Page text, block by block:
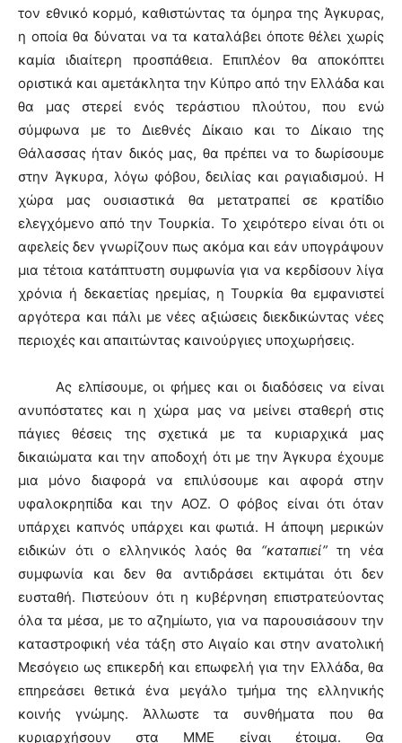
τον εθνικό κορμό, καθιστώντας τα όμηρα της Άγκυρας,
η οποία θα δύναται να τα καταλάβει όποτε θέλει χωρίς
καμία ιδιαίτερη προσπάθεια. Επιπλέον θα αποκόπτει
οριστικά και αμετάκλητα την Κύπρο από την Ελλάδα και
θα μας στερεί ενός τεράστιου πλούτου, που ενώ
σύμφωνα με το Διεθνές Δίκαιο και το Δίκαιο της
Θάλασσας ήταν δικός μας, θα πρέπει να το δωρίσουμε
στην Άγκυρα, λόγω φόβου, δειλίας και ραγιαδισμού. Η
χώρα μας ουσιαστικά θα μετατραπεί σε κρατίδιο
ελεγχόμενο από την Τουρκία. Το χειρότερο είναι ότι οι
αφελείς δεν γνωρίζουν πως ακόμα και εάν υπογράψουν
μια τέτοια κατάπτυστη συμφωνία για να κερδίσουν λίγα
χρόνια ή δεκαετίας ηρεμίας, η Τουρκία θα εμφανιστεί
αργότερα και πάλι με νέες αξιώσεις διεκδικώντας νέες
περιοχές και απαιτώντας καινούργιες υποχωρήσεις.
Ας ελπίσουμε, οι φήμες και οι διαδόσεις να είναι
ανυπόστατες και η χώρα μας να μείνει σταθερή στις
πάγιες θέσεις της σχετικά με τα κυριαρχικά μας
δικαιώματα και την αποδοχή ότι με την Άγκυρα έχουμε
μια μόνο διαφορά να επιλύσουμε και αφορά στην
υφαλοκρηπίδα και την ΑΟΖ. Ο φόβος είναι ότι όταν
υπάρχει καπνός υπάρχει και φωτιά. Η άποψη μερικών
ειδικών ότι ο ελληνικός λαός θα “καταπιεί” τη νέα
συμφωνία και δεν θα αντιδράσει εκτιμάται ότι δεν
ευσταθή. Πιστεύουν ότι η κυβέρνηση επιστρατεύοντας
όλα τα μέσα, με το αζημίωτο, για να παρουσιάσουν την
καταστροφική νέα τάξη στο Αιγαίο και στην ανατολική
Μεσόγειο ως επικερδή και επωφελή για την Ελλάδα, θα
επηρεάσει θετικά ένα μεγάλο τμήμα της ελληνικής
κοινής γνώμης. Άλλωστε τα συνθήματα που θα
κυριαρχήσουν στα ΜΜΕ είναι έτοιμα. Θα